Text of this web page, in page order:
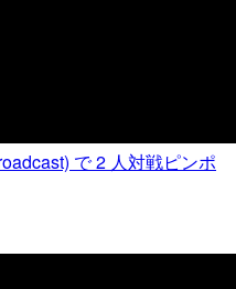
で 2 人対戦ピンポ